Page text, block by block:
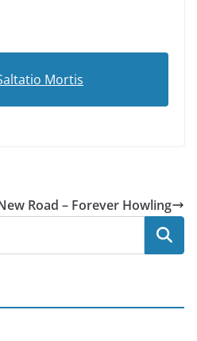
Mortis
Road – Forever Howling